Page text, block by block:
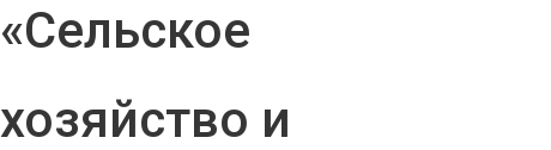
«Сельское
хозяйство и